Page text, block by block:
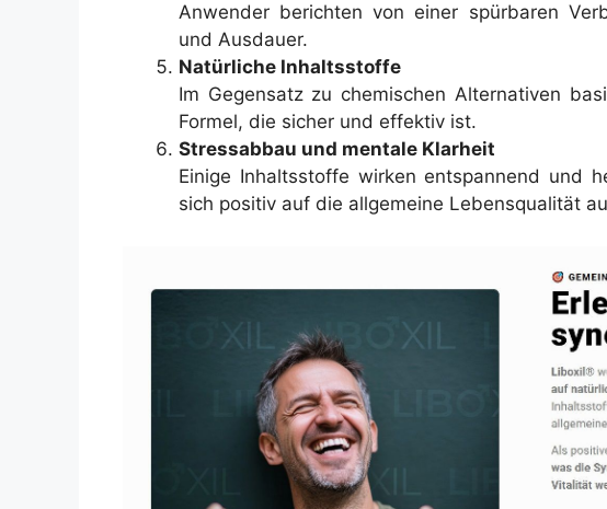
Anwender berichten von einer spürbaren
und Ausdauer.
Natürliche Inhaltsstoffe
Im Gegensatz zu chemischen Alternativen
Formel, die sicher und effektiv ist.
Stressabbau und mentale Klarheit
Einige Inhaltsstoffe wirken entspannend und
sich positiv auf die allgemeine Lebensqualität